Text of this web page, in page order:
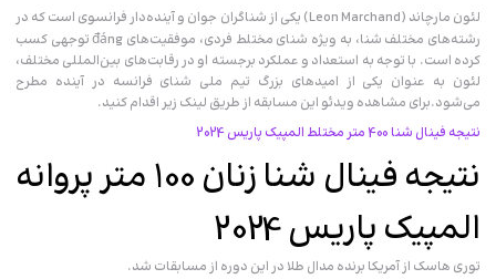
لئون مارچاند (Leon Marchand) یکی از شناگران جوان و آینده‌دار فرانسوی است که در
رشته‌های مختلف شنا، به ویژه شنای مختلط فردی، موفقیت‌های đáng توجهی کسب
کرده است. با توجه به استعداد و عملکرد برجسته او در رقابت‌های بین‌المللی مختلف،
لئون به عنوان یکی از امیدهای بزرگ تیم ملی شنای فرانسه در آینده مطرح
می‌شود.برای مشاهده ویدئو این مسابقه از طریق لینک زیر اقدام کنید.
نتیجه فینال شنا 400 متر مختلط المپیک پاریس 2024
نتیجه فینال شنا زنان 100 متر پروانه
المپیک پاریس 2024
توری هاسک از آمریکا برنده مدال طلا در این دوره از مسابقات شد.